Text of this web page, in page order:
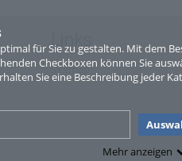
für Sie zu gestalten. Mit dem
Checkboxen können Sie
Sie eine Beschreibung jeder
Mehr anzeigen
Links
Sitemap